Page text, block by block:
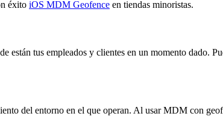
éxito iOS MDM Geofence en tiendas minoristas.
están tus empleados y clientes en un momento dado.
del entorno en el que operan. Al usar MDM con